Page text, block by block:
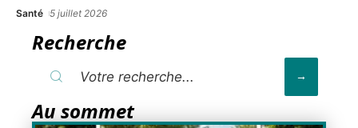
Santé 5 juillet 2026
Recherche
Au sommet